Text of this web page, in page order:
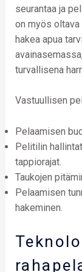
seurantaa ja
on myös
hakea apua
turvallisena
Vastuullisen
Pelaamisen
Pelitilin
tappiorajat.
Taukojen
Pelaamisen
hakeminen.